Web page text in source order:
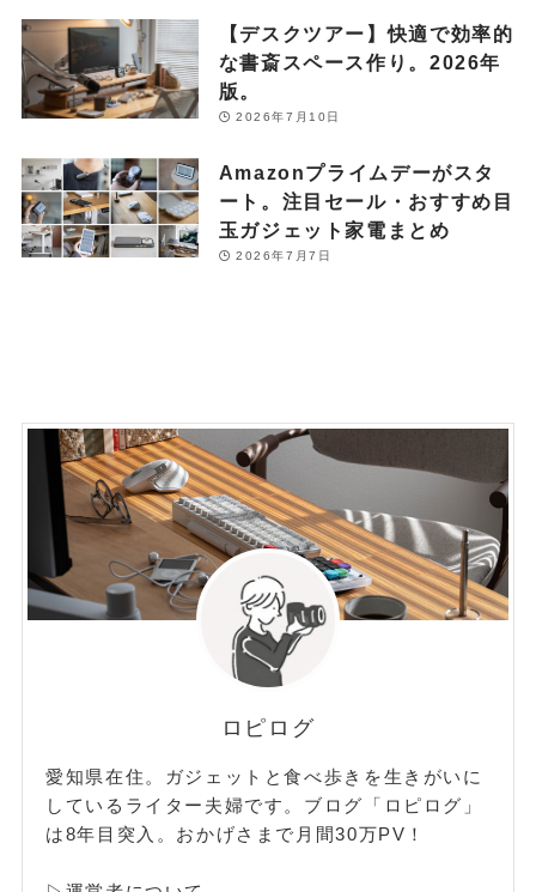
【デスクツアー】快適で効率的
な書斎スペース作り。2026年
版。
2026年7月10日
Amazonプライムデーがスタ
ート。注目セール・おすすめ目
玉ガジェット家電まとめ
2026年7月7日
ロピログ
愛知県在住。ガジェットと食べ歩きを生きがいに
しているライター夫婦です。ブログ「ロピログ」
は8年目突入。おかげさまで月間30万PV！